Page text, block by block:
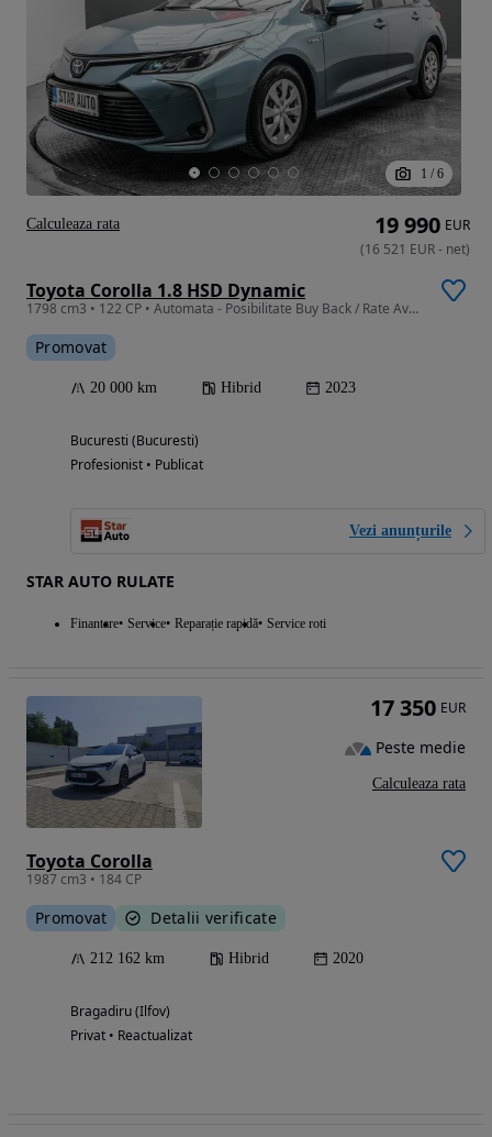
1 / 6
Toyota Corolla 1.8 HSD Dynamic
1798 cm3 • 122 CP • Automata - Posibilitate Buy Back / Rate Avans 0% / Garantie 36 Luni
Promovat
20 000 km Hibrid 2023
Bucuresti (Bucuresti)
Profesionist • Publicat
Vezi anunțurile
STAR AUTO RULATE
Finantare Service Reparație rapidă Service roti
19 990 EUR
(16 521 EUR- net)
Calculeaza rata
Toyota Corolla
1987 cm3 • 184 CP
Promovat Detalii verificate
212 162 km Hibrid 2020
Bragadiru (Ilfov)
Privat • Reactualizat
17 350 EUR
Peste medie
Calculeaza rata